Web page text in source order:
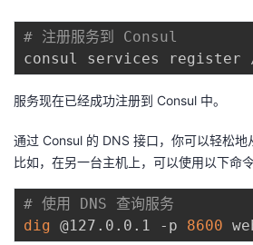
# 注册服务到 Consul
服务现在已经成功注册到 Consul 中。
通过 Consul 的 DNS 接口，你可以轻松地
比如，在另一台主机上，可以使用以下命
# 使用 DNS 查询服务
dig @127.0.0.1 -p 8600